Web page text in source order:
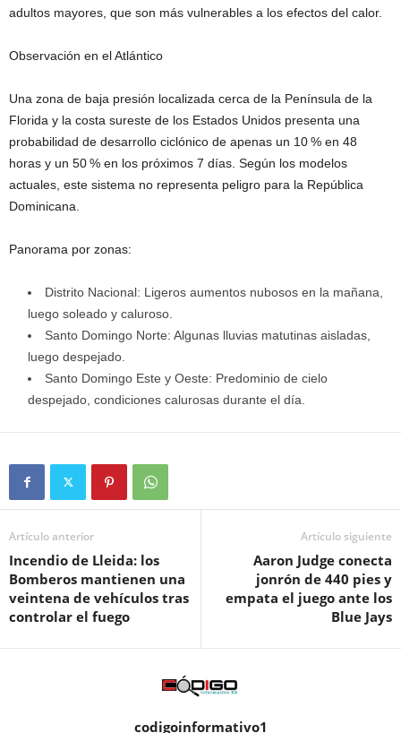
adultos mayores, que son más vulnerables a los efectos del calor.
Observación en el Atlántico
Una zona de baja presión localizada cerca de la Península de la
Florida y la costa sureste de los Estados Unidos presenta una
probabilidad de desarrollo ciclónico de apenas un 10 % en 48
horas y un 50 % en los próximos 7 días. Según los modelos
actuales, este sistema no representa peligro para la República
Dominicana.
Panorama por zonas:
Distrito Nacional: Ligeros aumentos nubosos en la mañana,
luego soleado y caluroso.
Santo Domingo Norte: Algunas lluvias matutinas aisladas,
luego despejado.
Santo Domingo Este y Oeste: Predominio de cielo
despejado, condiciones calurosas durante el día.
Artículo anterior
Incendio de Lleida: los
Bomberos mantienen una
veintena de vehículos tras
controlar el fuego
Artículo siguiente
Aaron Judge conecta
jonrón de 440 pies y
empata el juego ante los
Blue Jays
codigoinformativo1